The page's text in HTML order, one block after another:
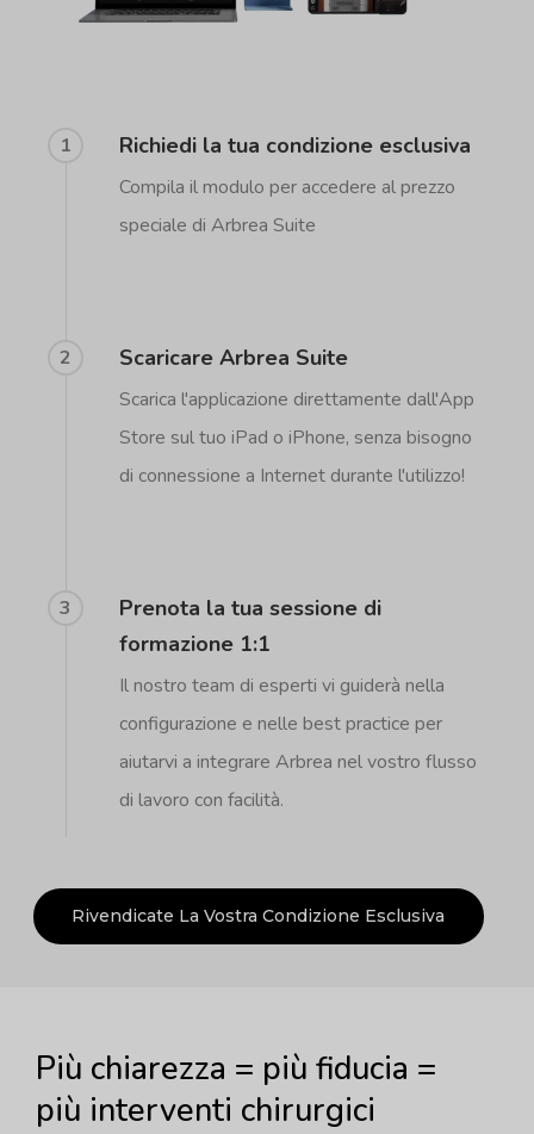
1 Richiedi la tua condizione esclusiva
Compila il modulo per accedere al prezzo
speciale di Arbrea Suite
2 Scaricare Arbrea Suite
Scarica l'applicazione direttamente dall'App
Store sul tuo iPad o iPhone, senza bisogno
di connessione a Internet durante l'utilizzo!
3
Prenota la tua sessione di
formazione 1:1
Il nostro team di esperti vi guiderà nella
configurazione e nelle best practice per
aiutarvi a integrare Arbrea nel vostro flusso
di lavoro con facilità.
Rivendicate La Vostra Condizione Esclusiva
Più chiarezza = più fiducia =
più interventi chirurgici